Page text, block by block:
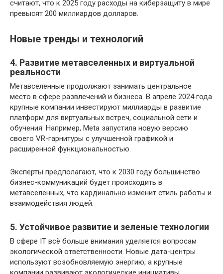
считают, что к 2025 году расходы на киберзащиту в мире
превысят 200 миллиардов долларов.
Новые тренды и технологий
4. Развитие метавселенных и виртуальной
реальности
Метавселенные продолжают занимать центральное
место в сфере развлечений и бизнеса. В апреле 2024 года
крупные компании инвестируют миллиарды в развитие
платформ для виртуальных встреч, социальной сети и
обучения. Например, Meta запустила новую версию
своего VR-гарнитуры с улучшенной графикой и
расширенной функциональностью.
Эксперты предполагают, что к 2030 году большинство
бизнес-коммуникаций будет происходить в
метавселенных, что кардинально изменит стиль работы и
взаимодействия людей.
5. Устойчивое развитие и зеленые технологии
В сфере IT всё больше внимания уделяется вопросам
экологической ответственности. Новые дата-центры
используют возобновляемую энергию, а крупные